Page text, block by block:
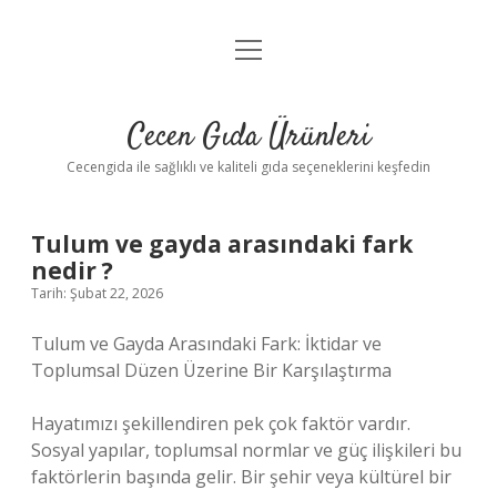
Anasayfa
Yasal Uyarı
menüyü
Cecen Gıda Ürünleri
Cecengida ile sağlıklı ve kaliteli gıda seçeneklerini keşfedin
Tulum ve gayda arasındaki fark
nedir ?
Tarih: Şubat 22, 2026
Tulum ve Gayda Arasındaki Fark: İktidar ve
Toplumsal Düzen Üzerine Bir Karşılaştırma
Hayatımızı şekillendiren pek çok faktör vardır.
Sosyal yapılar, toplumsal normlar ve güç ilişkileri bu
faktörlerin başında gelir. Bir şehir veya kültürel bir